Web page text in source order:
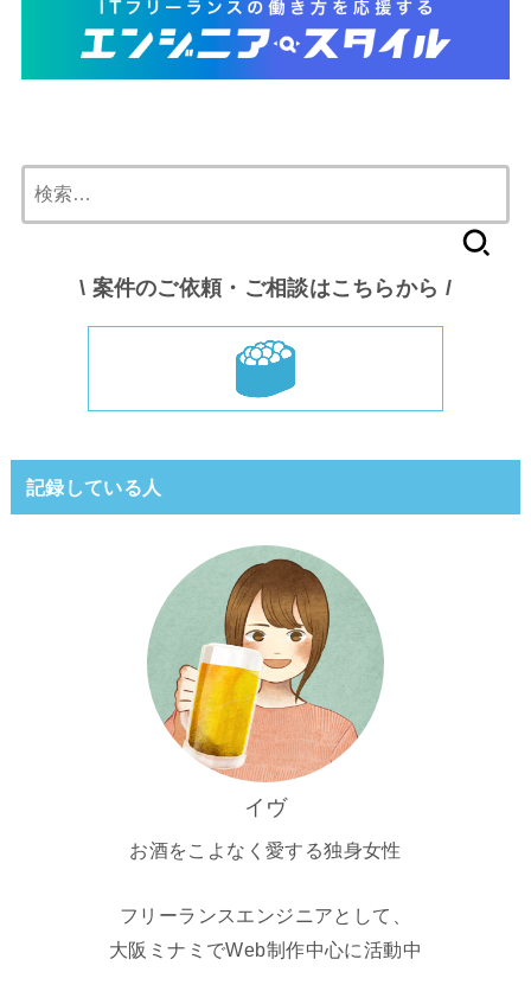
索:
\ 案件のご依頼・ご相談はこちらから /
記録している人
イヴ
お酒をこよなく愛する独身女性
フリーランスエンジニアとして、
大阪ミナミでWeb制作中心に活動中